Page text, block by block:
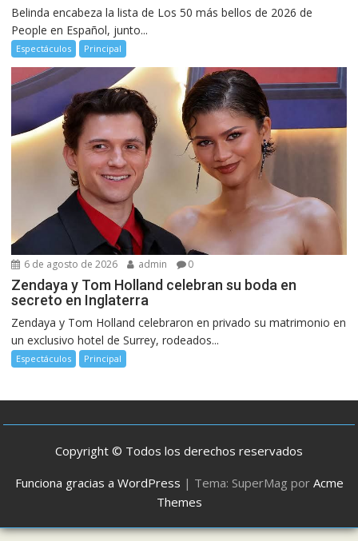
Belinda encabeza la lista de Los 50 más bellos de 2026 de
People en Español, junto...
Espectáculos Principal
6 de agosto de 2026 admin 0
Zendaya y Tom Holland celebran su boda en
secreto en Inglaterra
Zendaya y Tom Holland celebraron en privado su matrimonio en
un exclusivo hotel de Surrey, rodeados...
Espectáculos Principal
Copyright © Todos los derechos reservados
Funciona gracias a WordPress | Tema: SuperMag por Acme
Themes